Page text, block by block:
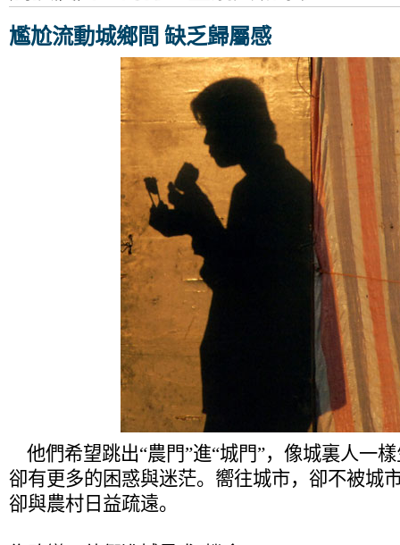
尷尬流動城鄉間 缺乏歸屬感
他們希望跳出“農門”進“城門”，像城裏人一
卻有更多的困惑與迷茫。嚮往城市，卻不被城
卻與農村日益疏遠。